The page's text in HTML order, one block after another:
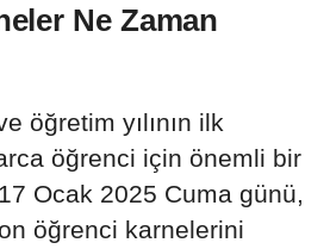
Ne Zaman
öğretim yılının ilk
öğrenci için önemli bir
Ocak 2025 Cuma günü,
öğrenci karnelerini